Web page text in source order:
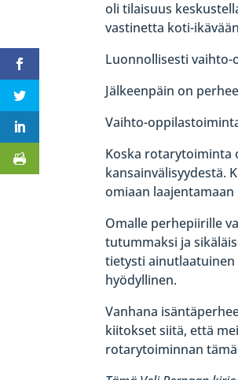
oli tilaisuus
vastinetta koti-
Luonnollisesti
Jälkeenpäin on
Vaihto-
Koska rotarytoiminta
kansainvälisyydestä.
omiaan
Omalle perhepiirille
tutummaksi ja
tietysti ainutlaatuinen
hyödyllinen.
Vanhana
kiitokset siitä, että
rotarytoiminnan